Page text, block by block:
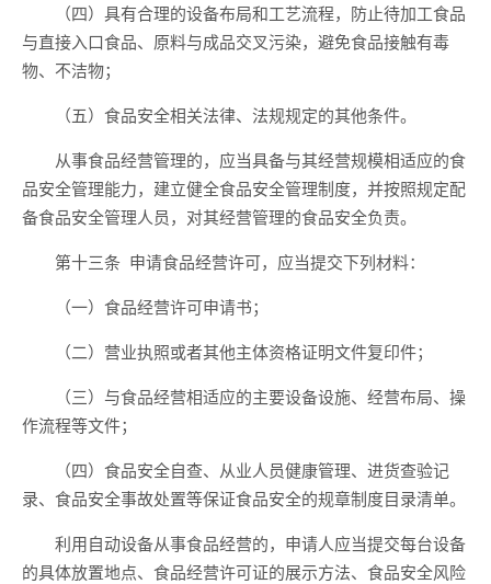
（四）具有合理的设备布局和工艺流程，防止待加工食品
与直接入口食品、原料与成品交叉污染，避免食品接触有毒
物、不洁物；
（五）食品安全相关法律、法规规定的其他条件。
从事食品经营管理的，应当具备与其经营规模相适应的食
品安全管理能力，建立健全食品安全管理制度，并按照规定配
备食品安全管理人员，对其经营管理的食品安全负责。
第十三条 申请食品经营许可，应当提交下列材料：
（一）食品经营许可申请书；
（二）营业执照或者其他主体资格证明文件复印件；
（三） 与食品经营相适应的主要设备设施、经营布局、操
作流程等文件；
（四）食品安全自查、从业人员健康管理、进货查验记
录、食品安全事故处置等保证食品安全的规章制度目录清单。
利用自动设备从事食品经营的，申请人应当提交每台设备
的具体放置地点、食品经营许可证的展示方法、食品安全风险